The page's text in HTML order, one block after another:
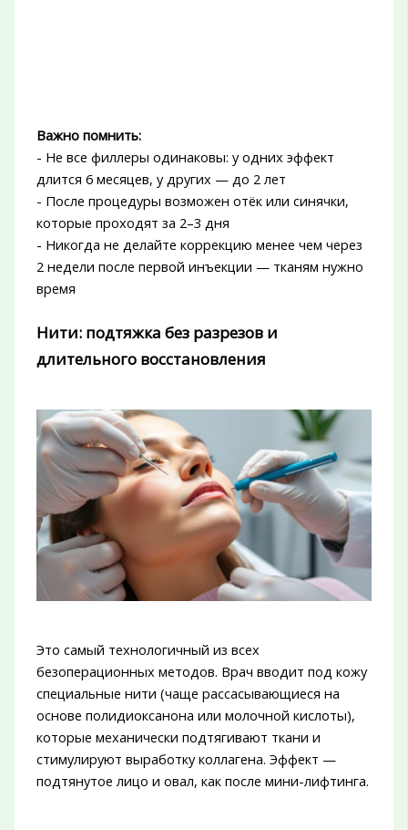
Важно помнить:
- Не все филлеры одинаковы: у одних эффект
длится 6 месяцев, у других — до 2 лет
- После процедуры возможен отёк или синячки,
которые проходят за 2–3 дня
- Никогда не делайте коррекцию менее чем через
2 недели после первой инъекции — тканям нужно
время
Нити: подтяжка без разрезов и
длительного восстановления
Это самый технологичный из всех
безоперационных методов. Врач вводит под кожу
специальные нити (чаще рассасывающиеся на
основе полидиоксанона или молочной кислоты),
которые механически подтягивают ткани и
стимулируют выработку коллагена. Эффект —
подтянутое лицо и овал, как после мини-лифтинга.